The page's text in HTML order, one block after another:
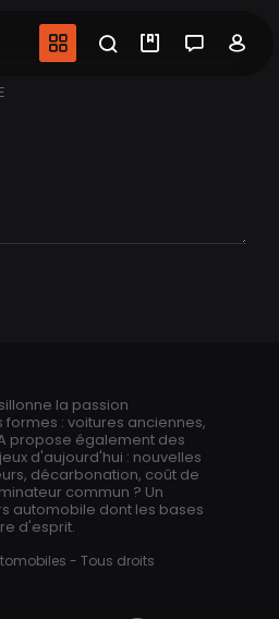
au
contenu
Navigation
Recherche
Mes
la passion
: voitures anciennes,
propose également des
d'aujourd'hui : nouvelles
décarbonation, coût de
commun ? Un
automobile dont les bases
d'esprit.
- Tous droits